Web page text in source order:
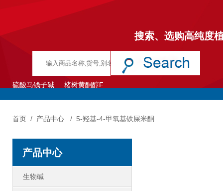
搜索、选购高纯度
硫酸马钱子碱 楮树黄酮醇F
首页/ 产品中心/ 5-羟基-4-甲氧基铁屎米酮
产品中心
生物碱